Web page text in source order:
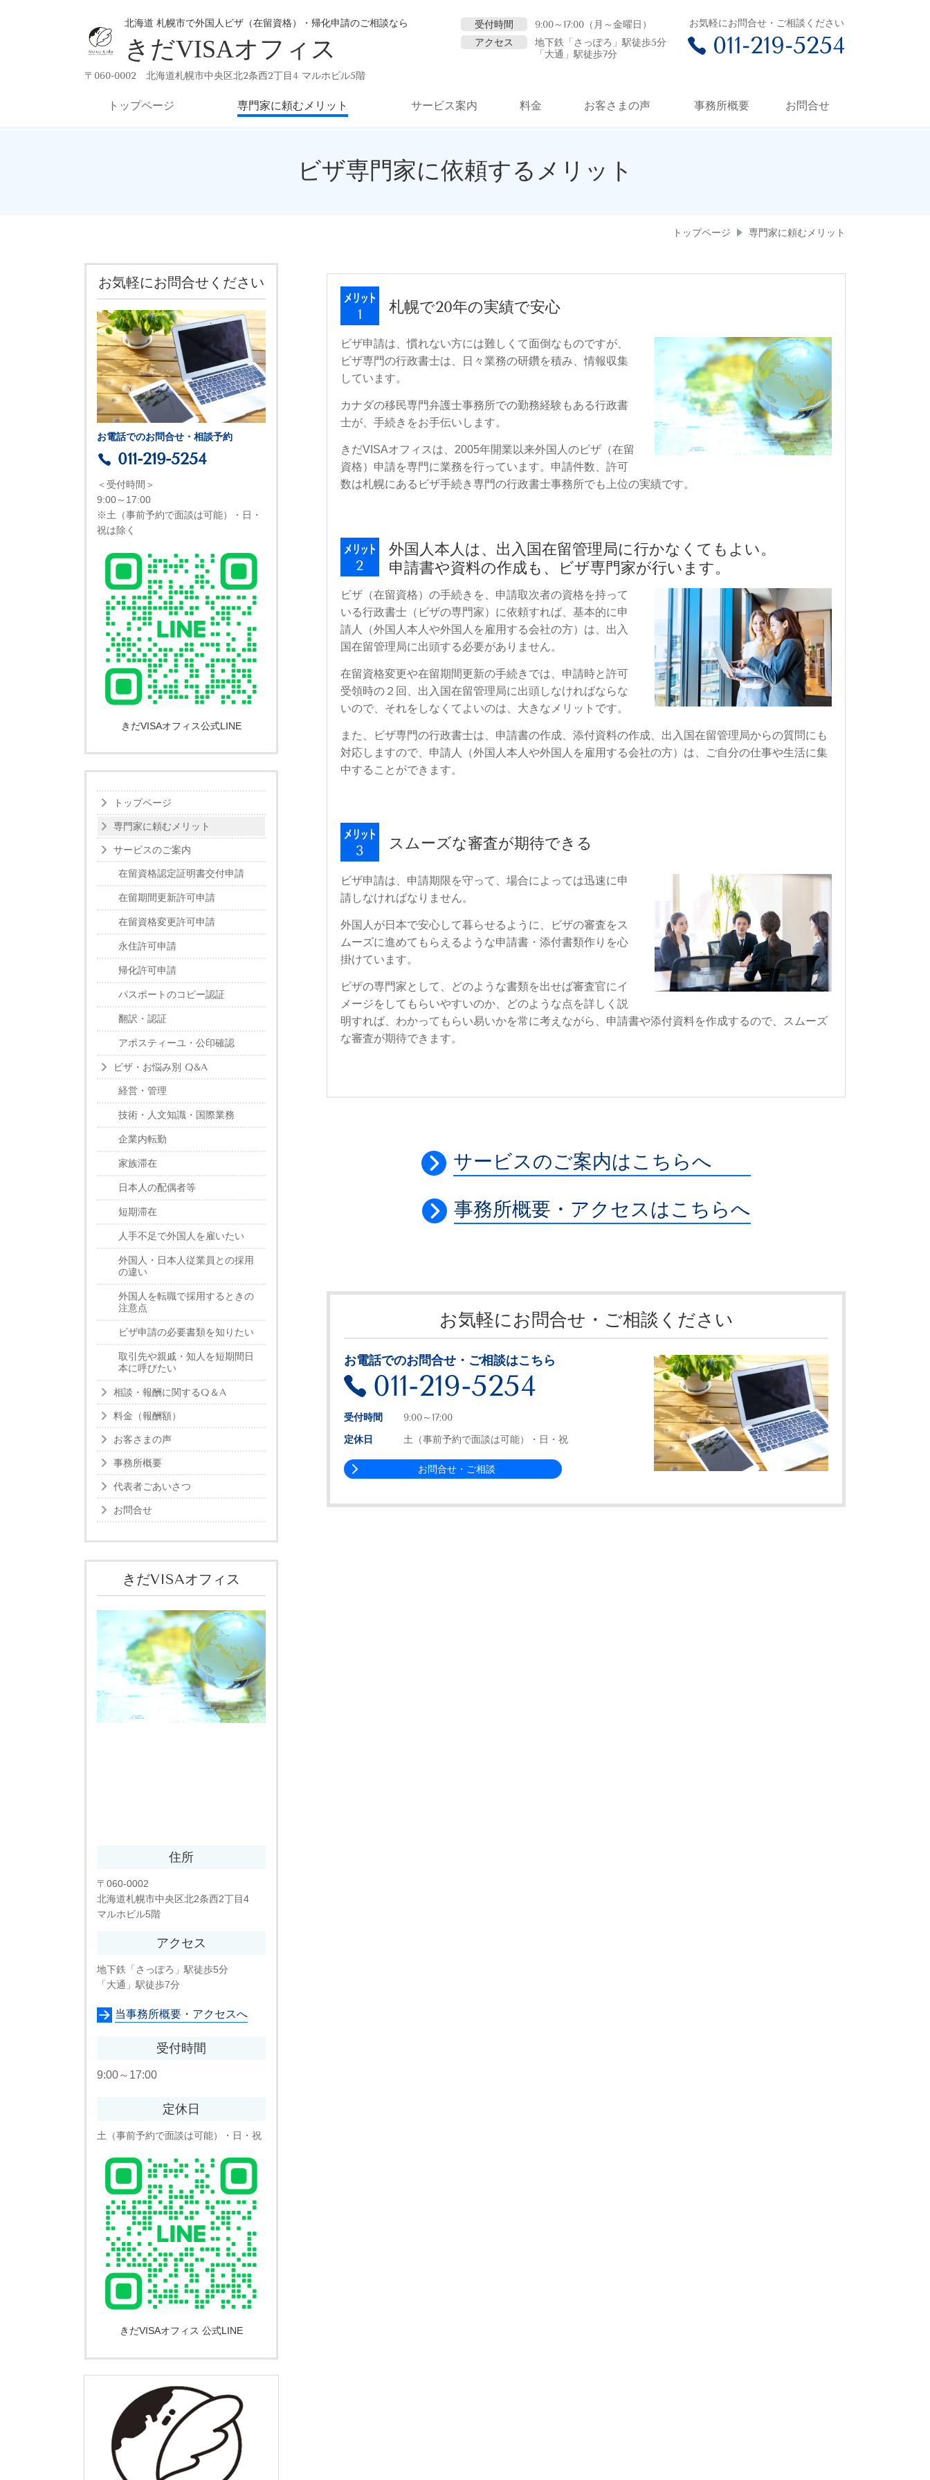
北海道 札幌市で外国人ビザ（在留資格）・帰化申請のご相談なら
きだVISAオフィス
〒060-0002 北海道札幌市中央区北2条西2丁目4 マルホビル5階
受付時間
9:00～17:00（月～金曜日）
アクセス
地下鉄「さっぽろ」駅徒歩5分
「大通」駅徒歩7分
お気軽にお問合せ・ご相談ください
011-219-5254
トップページ 専門家に頼むメリット サービス案内 料金 お客さまの声 事務所概要 お問合せ
ビザ専門家に依頼するメリット
トップページ 専門家に頼むメリット
札幌で20年の実績で安心
ビザ申請は、慣れない方には難しくて面倒なものですが、
ビザ専門の行政書士は、日々業務の研鑽を積み、情報収集
しています。
カナダの移民専門弁護士事務所での勤務経験もある行政書
士が、手続きをお手伝いします。
きだVISAオフィスは、2005年開業以来外国人のビザ（在留
資格）申請を専門に業務を行っています。申請件数、許可
数は札幌にあるビザ手続き専門の行政書士事務所でも上位の実績です。
外国人本人は、出入国在留管理局に行かなくてもよい。
申請書や資料の作成も、ビザ専門家が行います。
ビザ（在留資格）の手続きを、申請取次者の資格を持って
いる行政書士（ビザの専門家）に依頼すれば、基本的に申
請人（外国人本人や外国人を雇用する会社の方）は、出入
国在留管理局に出頭する必要がありません。
在留資格変更や在留期間更新の手続きでは、申請時と許可
受領時の２回、出入国在留管理局に出頭しなければならな
いので、それをしなくてよいのは、大きなメリットです。
また、ビザ専門の行政書士は、申請書の作成、添付資料の作成、出入国在留管理局からの質問にも
対応しますので、申請人（外国人本人や外国人を雇用する会社の方）は、ご自分の仕事や生活に集
中することができます。
スムーズな審査が期待できる
ビザ申請は、申請期限を守って、場合によっては迅速に申
請しなければなりません。
外国人が日本で安心して暮らせるように、ビザの審査をス
ムーズに進めてもらえるような申請書・添付書類作りを心
掛けています。
ビザの専門家として、どのような書類を出せば審査官にイ
メージをしてもらいやすいのか、どのような点を詳しく説
明すれば、わかってもらい易いかを常に考えながら、申請書や添付資料を作成するので、スムーズ
な審査が期待できます。
サービスのご案内はこちらへ
事務所概要・アクセスはこちらへ
お気軽にお問合せ・ご相談ください
お電話でのお問合せ・ご相談はこちら
011-219-5254
受付時間
9:00～17:00
定休日
土（事前予約で面談は可能）・日・祝
お問合せ・ご相談
お気軽にお問合せください
お電話でのお問合せ・相談予約
011-219-5254
＜受付時間＞
9:00～17:00
※土（事前予約で面談は可能）・日・
祝は除く
きだVISAオフィス公式LINE
トップページ
専門家に頼むメリット
サービスのご案内
在留資格認定証明書交付申請
在留期間更新許可申請
在留資格変更許可申請
永住許可申請
帰化許可申請
パスポートのコピー認証
翻訳・認証
アポスティーユ・公印確認
ビザ・お悩み別 Q&A
経営・管理
技術・人文知識・国際業務
企業内転勤
家族滞在
日本人の配偶者等
短期滞在
人手不足で外国人を雇いたい
外国人・日本人従業員との採用
の違い
外国人を転職で採用するときの
注意点
ビザ申請の必要書類を知りたい
取引先や親戚・知人を短期間日
本に呼びたい
相談・報酬に関するQ＆A
料金（報酬額）
お客さまの声
事務所概要
代表者ごあいさつ
お問合せ
きだVISAオフィス
住所
〒060-0002
北海道札幌市中央区北2条西2丁目4
マルホビル5階
アクセス
地下鉄「さっぽろ」駅徒歩5分
「大通」駅徒歩7分
当事務所概要・アクセスへ
受付時間
9:00～17:00
定休日
土（事前予約で面談は可能）・日・祝
きだVISAオフィス 公式LINE